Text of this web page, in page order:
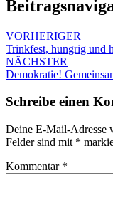
VORHERIGER
Trinkfest, hungrig und
NÄCHSTER
Demokratie!
Schreibe einen
Deine E-Mail-Adresse
Felder sind mit *
Kommentar *